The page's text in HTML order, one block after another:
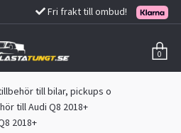
Fri frakt till ombud!
0
till bilar, pickups o
till Audi Q8 2018+
2018+